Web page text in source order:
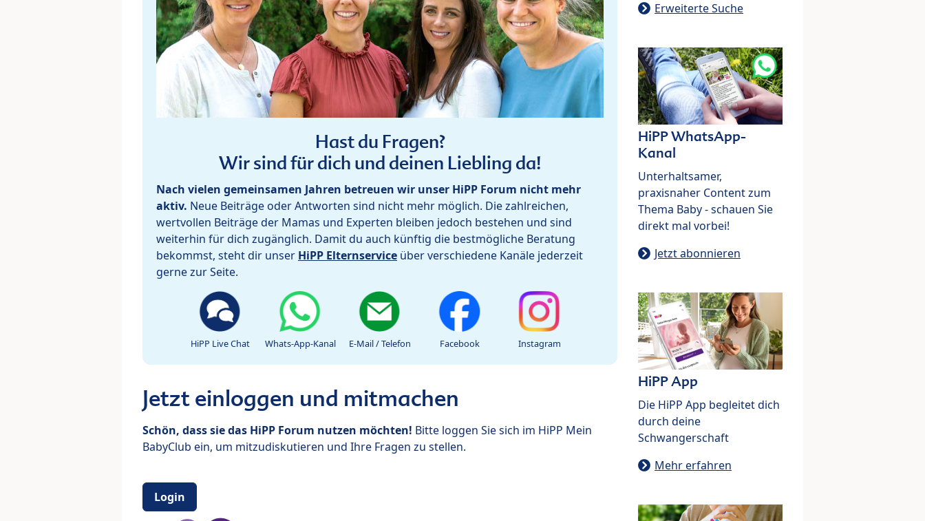
Hast du Fragen?
Wir sind für dich und deinen Liebling da!
Nach vielen gemeinsamen Jahren betreuen wir unser HiPP Forum nicht mehr
aktiv. Neue Beiträge oder Antworten sind nicht mehr möglich. Die zahlreichen,
wertvollen Beiträge der Mamas und Experten bleiben jedoch bestehen und sind
weiterhin für dich zugänglich. Damit du auch künftig die bestmögliche Beratung
bekommst, steht dir unser HiPP Elternservice über verschiedene Kanäle jederzeit
gerne zur Seite.
HiPP Live Chat Whats-App-Kanal E-Mail / Telefon Facebook Instagram
Jetzt einloggen und mitmachen
Schön, dass sie das HiPP Forum nutzen möchten! Bitte loggen Sie sich im HiPP Mein
BabyClub ein, um mitzudiskutieren und Ihre Fragen zu stellen.
Login
Erweiterte Suche
HiPP WhatsApp-
Kanal
Unterhaltsamer,
praxisnaher Content zum
Thema Baby - schauen Sie
direkt mal vorbei!
Jetzt abonnieren
HiPP App
Die HiPP App begleitet dich
durch deine
Schwangerschaft
Mehr erfahren